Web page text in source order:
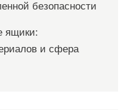
безопасности
ящики:
и сфера